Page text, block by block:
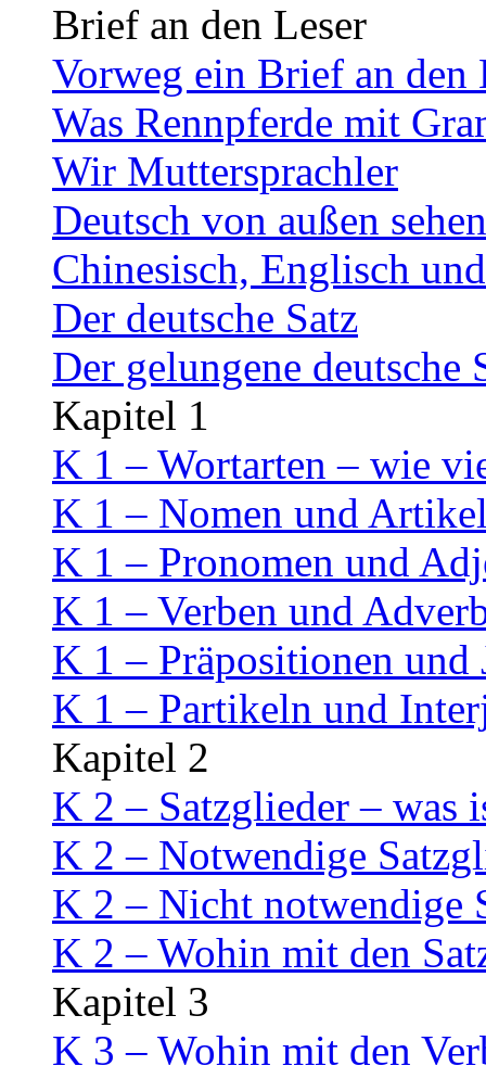
Brief an den Leser
Vorweg ein Brief an den
Was Rennpferde mit
Wir Muttersprachler
Deutsch von außen sehen
Chinesisch, Englisch
Der deutsche Satz
Der gelungene deutsche
Kapitel 1
K 1 – Wortarten – wie
K 1 – Nomen und
K 1 – Pronomen und
K 1 – Verben und
K 1 – Präpositionen und
K 1 – Partikeln und
Kapitel 2
K 2 – Satzglieder – was
K 2 – Notwendige
K 2 – Nicht notwendige
K 2 – Wohin mit den
Kapitel 3
K 3 – Wohin mit den